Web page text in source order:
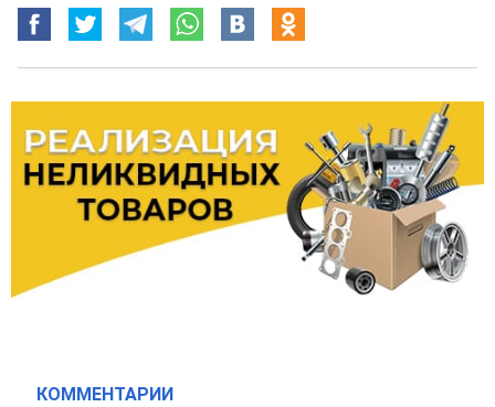
КОММЕНТАРИИ